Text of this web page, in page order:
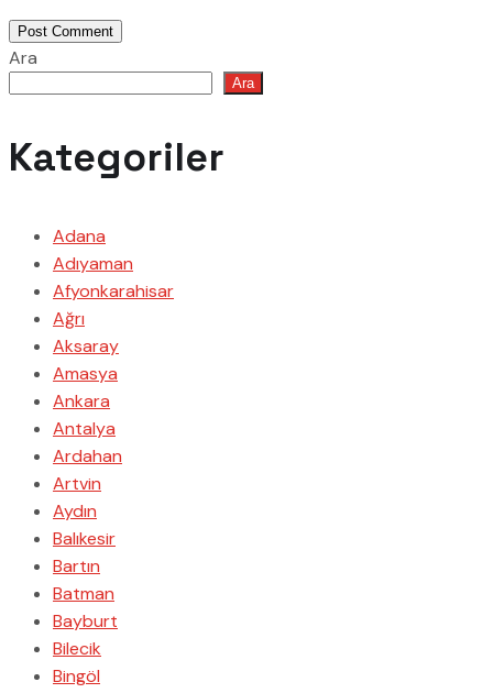
Post Comment
Ara
Ara
Kategoriler
Adana
Adıyaman
Afyonkarahisar
Ağrı
Aksaray
Amasya
Ankara
Antalya
Ardahan
Artvin
Aydın
Balıkesir
Bartın
Batman
Bayburt
Bilecik
Bingöl